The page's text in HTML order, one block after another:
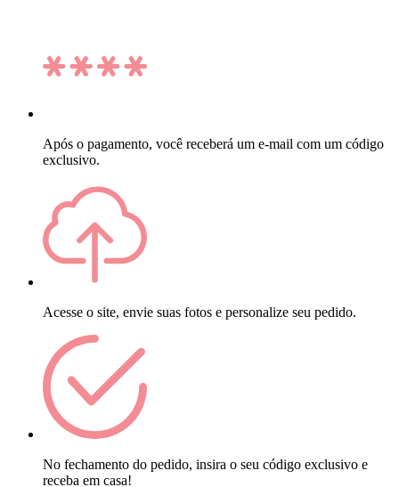
Após o pagamento, você receberá um e-mail com um código
exclusivo.
Acesse o site, envie suas fotos e personalize seu pedido.
No fechamento do pedido, insira o seu código exclusivo e
receba em casa!